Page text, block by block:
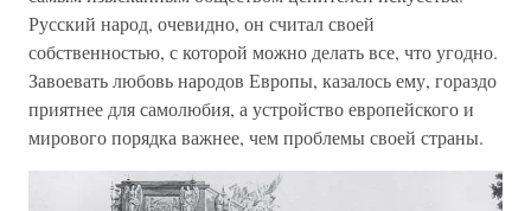
Русский народ, очевидно, он считал своей
собственностью, с которой можно делать все, что угодно.
Завоевать любовь народов Европы, казалось ему, гораздо
приятнее для самолюбия, а устройство европейского и
мирового порядка важнее, чем проблемы своей страны.